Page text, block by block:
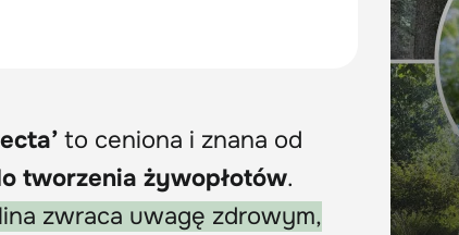
to ceniona i znana od
tworzenia żywopłotów.
zwraca uwagę zdrowym,